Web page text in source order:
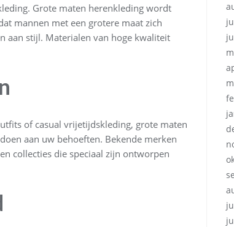
Grote maten herenkleding wordt
mannen met een grotere maat zich
aan stijl. Materialen van hoge kwaliteit
of casual vrijetijdskleding, grote maten
aan uw behoeften. Bekende merken
collecties die speciaal zijn ontworpen